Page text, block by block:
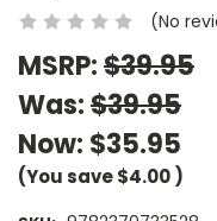
(No
MSRP:$39.95
Was:$39.95
Now: $35.95
(You save$4.00)